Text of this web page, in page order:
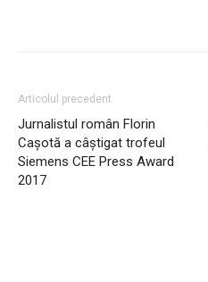
Articolul precedent
Jurnalistul român Florin
Cașotă a câștigat trofeul
Siemens CEE Press Award
2017